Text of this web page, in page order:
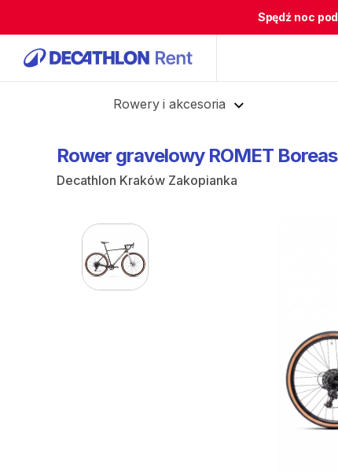
Spędź noc
Rowery i akcesoria
Rower gravelowy ROMET Boreas
Decathlon Kraków Zakopianka